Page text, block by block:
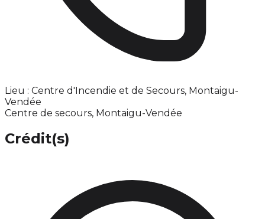
Lieu : Centre d'Incendie et de Secours, Montaigu-
Vendée
Centre de secours, Montaigu-Vendée
Crédit(s)